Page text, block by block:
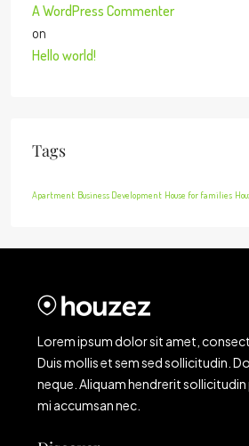
A WordPress Commenter
on
Hello world!
Tags
Apartment Business Development House for families
Lorem ipsum dolor sit amet,
Duis mollis et sem sed sollicitudin.
neque. Aliquam hendrerit
mi accumsan nec.